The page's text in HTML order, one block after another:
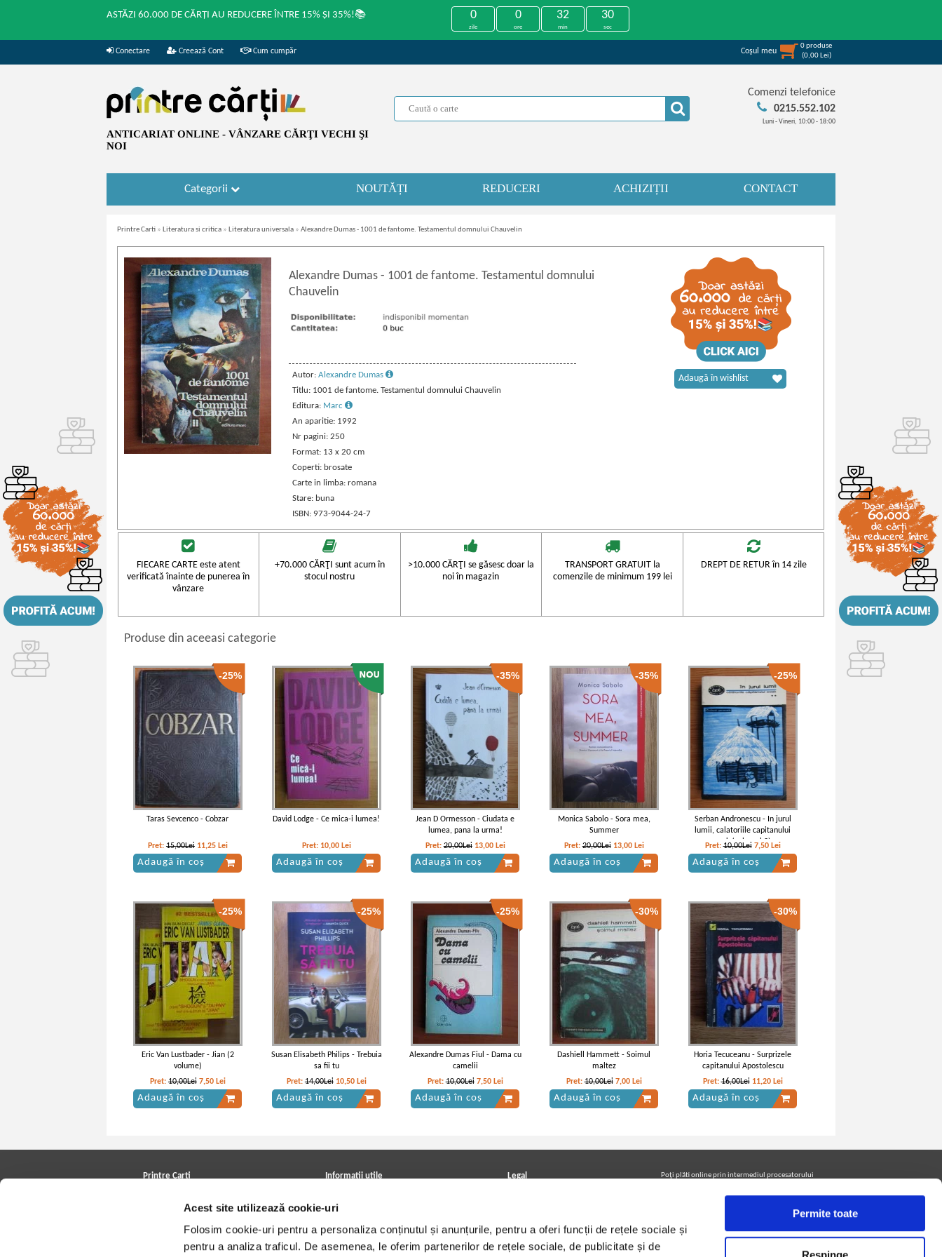
Acest site utilizează cookie-uri
Folosim cookie-uri pentru a personaliza conținutul și anunțurile, pentru a oferi funcții de rețele sociale și
pentru a analiza traficul. De asemenea, le oferim partenerilor de rețele sociale, de publicitate și de
Permite toate
Respinge
ASTĂZI 60.000 DE CĂRȚI AU REDUCERE ÎNTRE 15% ȘI 35%!📚 0
zile
0
ore
32
min
30
sec
Conectare Creează Cont Cum cumpăr Coşul meu
0produse
(0,00 Lei)
ANTICARIAT ONLINE - VÂNZARE CĂRŢI VECHI ŞI
NOI
Comenzi telefonice
0215.552.102
Luni - Vineri, 10:00 - 18:00
Categorii NOUTĂȚI REDUCERI ACHIZIȚII CONTACT
Printre Carti » Literatura si critica » Literatura universala » Alexandre Dumas - 1001 de fantome. Testamentul domnului Chauvelin
Alexandre Dumas - 1001 de fantome. Testamentul domnului
Chauvelin
Autor: Alexandre Dumas
Titlu: 1001 de fantome. Testamentul domnului Chauvelin
Editura: Marc
An aparitie: 1992
Nr pagini: 250
Format: 13 x 20 cm
Coperti: brosate
Carte in limba: romana
Stare: buna
ISBN: 973-9044-24-7
Adaugă în wishlist
FIECARE CARTE este atent
verificată înainte de punerea în
vânzare
+70.000 CĂRŢI sunt acum în
stocul nostru
>10.000 CĂRŢI se găsesc doar la
noi în magazin
TRANSPORT GRATUIT la
comenzile de minimum 199 lei
DREPT DE RETUR în 14 zile
Produse din aceeasi categorie
-25%
Taras Sevcenco - Cobzar
Pret: 15,00Lei 11,25 Lei
Adaugă în coș
David Lodge - Ce mica-i lumea!
Pret: 10,00 Lei
Adaugă în coș
-35%
Jean D Ormesson - Ciudata e
lumea, pana la urma!
Pret:20,00Lei 13,00 Lei
Adaugă în coș
-35%
Monica Sabolo - Sora mea,
Summer
Pret:20,00Lei 13,00 Lei
Adaugă în coș
-25%
Serban Andronescu - In jurul
lumii, calatoriile capitanului
cook (volumul 2)
Pret:10,00Lei 7,50 Lei
Adaugă în coș
-25%
Eric Van Lustbader - Jian (2
volume)
Pret: 10,00Lei 7,50 Lei
Adaugă în coș
-25%
Susan Elisabeth Philips - Trebuia
sa fii tu
Pret:14,00Lei 10,50 Lei
Adaugă în coș
-25%
Alexandre Dumas Fiul - Dama cu
camelii
Pret:10,00Lei 7,50 Lei
Adaugă în coș
-30%
Dashiell Hammett - Soimul
maltez
Pret:10,00Lei 7,00 Lei
Adaugă în coș
-30%
Horia Tecuceanu - Surprizele
capitanului Apostolescu
Pret:16,00Lei 11,20 Lei
Adaugă în coș
Printre Carti
Cele mai căutate cărți
Informatii utile
Achizitii viniluri, casete, CD/DVD
Cum cumpar?
Politica de livrare
Retur comenzi
Legal
Termeni si conditii
Utilizare cookie-uri
Poţi plăti online prin intermediul procesatorului
Urmăreşte-ne pe facebook pentru a fi la curent cu